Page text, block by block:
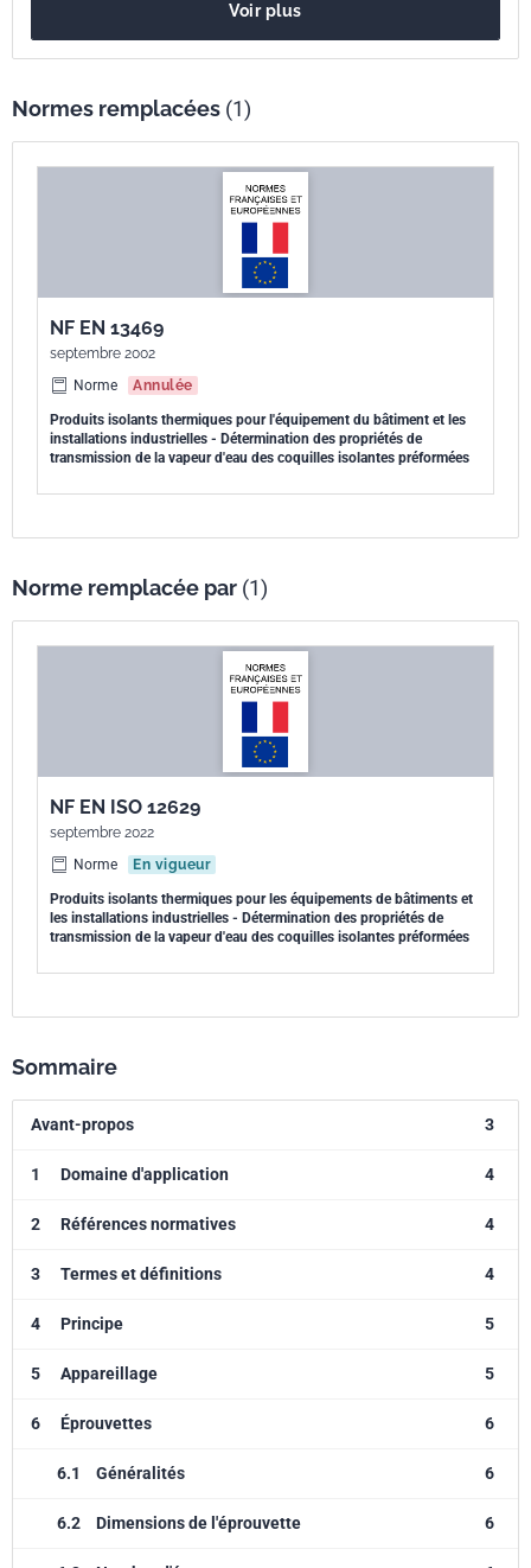
destiné aux matériaux homogènes et aux produits qui pourraient
posséder des revêtements intégrés ou des parements collés faits
produit plat, les propriétés de transmission de la vapeur d'eau peuvent
Voir plus
Normes remplacées (1)
NF EN 13469
septembre 2002
Norme
Annulée
Produits isolants thermiques pour l'équipement du bâtiment et les
installations industrielles - Détermination des propriétés de
transmission de la vapeur d'eau des coquilles isolantes préformées
Norme remplacée par (1)
NF EN ISO 12629
septembre 2022
Norme
En vigueur
Produits isolants thermiques pour les équipements de bâtiments et
les installations industrielles - Détermination des propriétés de
transmission de la vapeur d'eau des coquilles isolantes préformées
Sommaire
Avant-propos 3
1 Domaine d'application 4
2 Références normatives 4
3 Termes et définitions 4
4 Principe 5
5 Appareillage 5
6 Éprouvettes 6
6.1 Généralités 6
6.2 Dimensions de l'éprouvette 6